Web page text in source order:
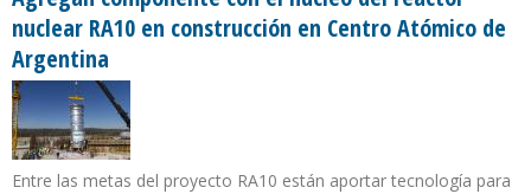
nuclear RA10 en construcción en Centro Atómico de
Argentina
Entre las metas del proyecto RA10 están aportar tecnología para